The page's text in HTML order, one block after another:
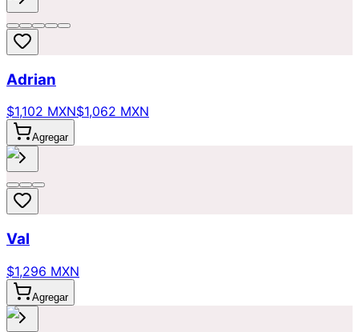
Adrian
$1,102 MXN$1,062 MXN
Agregar
Val
$1,296 MXN
Agregar